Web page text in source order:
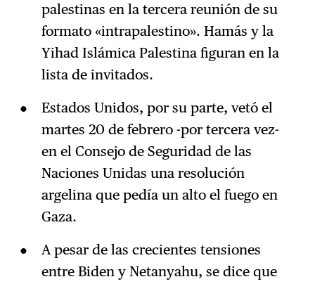
palestinas en la tercera reunión de su
formato «intrapalestino». Hamás y la
Yihad Islámica Palestina figuran en la
lista de invitados.
Estados Unidos, por su parte, vetó el
martes 20 de febrero -por tercera vez-
en el Consejo de Seguridad de las
Naciones Unidas una resolución
argelina que pedía un alto el fuego en
Gaza.
A pesar de las crecientes tensiones
entre Biden y Netanyahu, se dice que